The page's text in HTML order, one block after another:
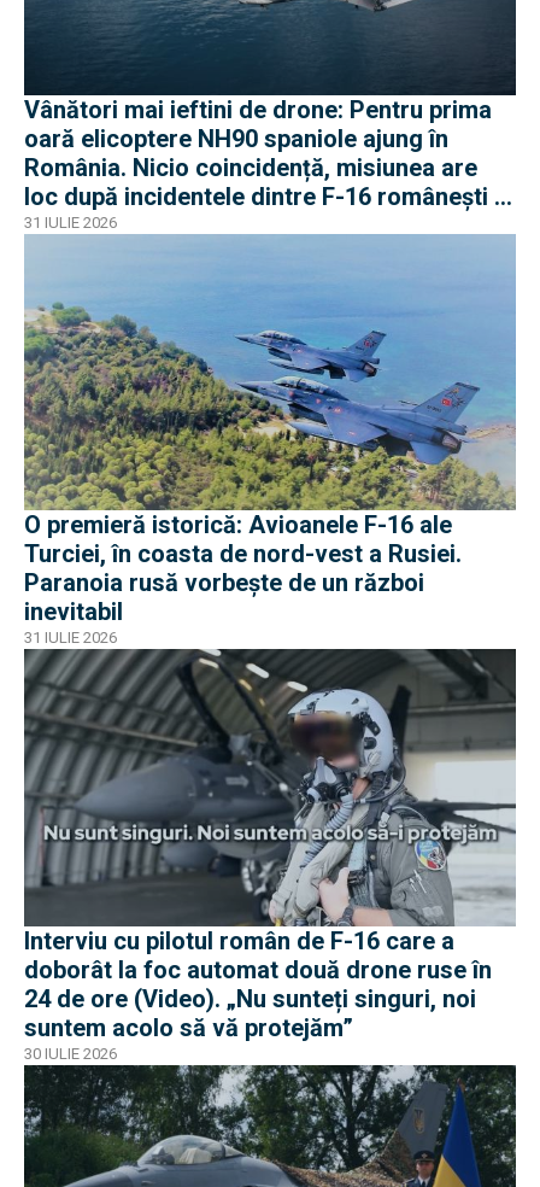
Vânători mai ieftini de drone: Pentru prima
oară elicoptere NH90 spaniole ajung în
România. Nicio coincidență, misiunea are
loc după incidentele dintre F-16 românești și
dronele ruse
31 IULIE 2026
O premieră istorică: Avioanele F-16 ale
Turciei, în coasta de nord-vest a Rusiei.
Paranoia rusă vorbește de un război
inevitabil
31 IULIE 2026
Interviu cu pilotul român de F-16 care a
doborât la foc automat două drone ruse în
24 de ore (Video). „Nu sunteți singuri, noi
suntem acolo să vă protejăm”
30 IULIE 2026